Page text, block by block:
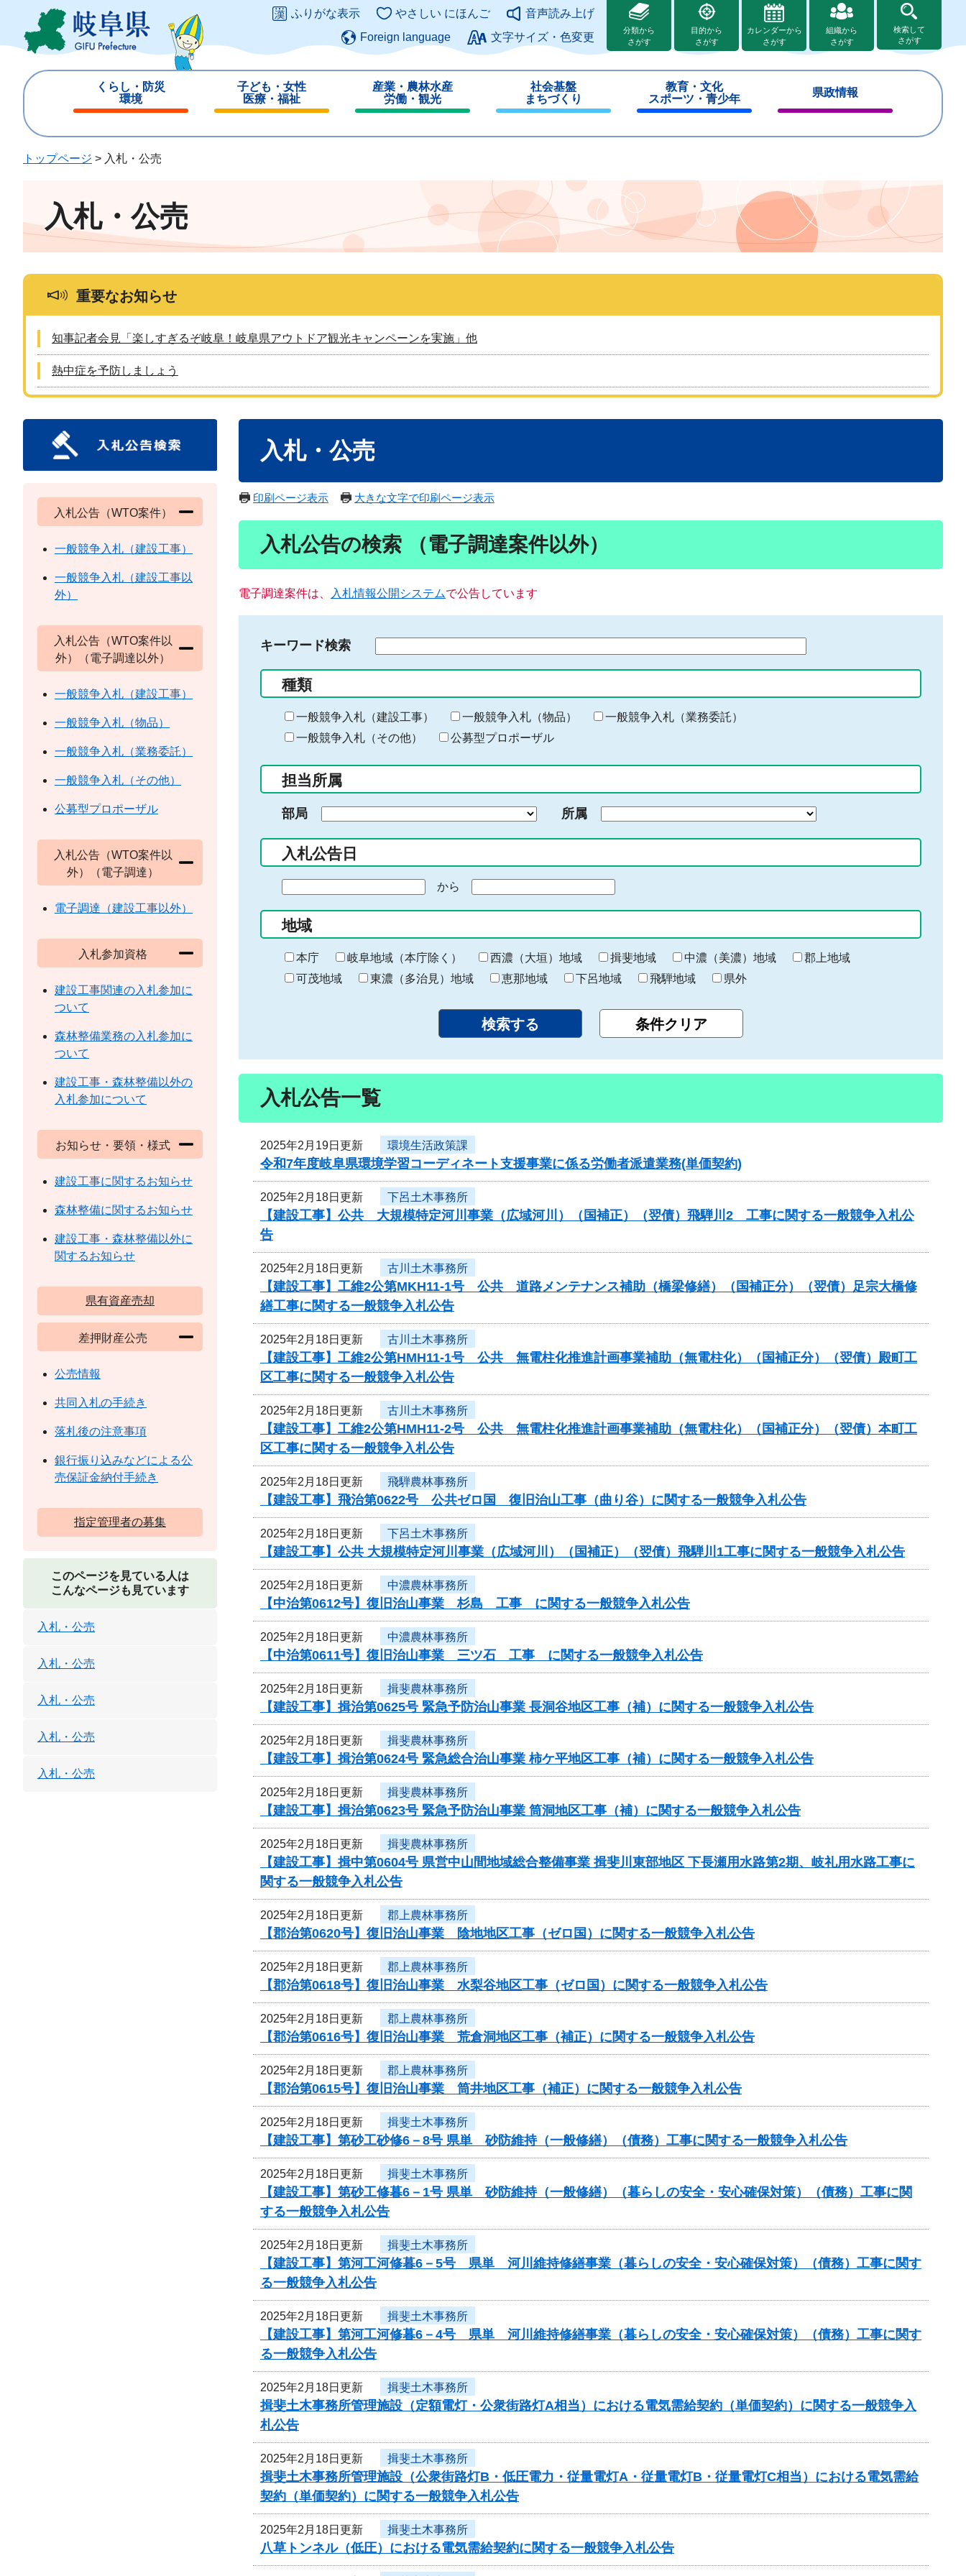
ジ
ュ
このページの本文へ
ふりがな表示 やさしい にほんご
音声読み上げ
Foreign language
文字サイズ・色変更
分類から
さがす
目的から
さがす
カレンダーから
さがす
組織から
さがす
検索して
さがす
くらし・防災
環境
じ
子ども・女性
医療・福祉
じ
産業・農林水産
労働・観光
じ
社会基盤
まちづくり
じ
教育・文化
スポーツ・青少年
じ
県政情報
じ
トップページ > 入札・公売
入札・公売
重要なお知らせ
知事記者会見「楽しすぎるぞ岐阜！岐阜県アウトドア観光キャンペーンを実施」他
熱中症を予防しましょう
入札・公売
印刷ページ表示 大きな文字で印刷ページ表示
入札公告の検索 （電子調達案件以外）
電子調達案件は、 入札情報公開システムで公告しています
キーワード検索
る
キ
ー
ー
入
力
種類
一般競争入札（建設工事） 一般競争入札（物品）
一般競争入札（業務委託）
一般競争入札（その他）
公募型プロポーザル
担当所属
部局 所属
入札公告日
の
始
ま
り
から
終
わ
り
地域
本庁 岐阜地域（本庁除く） 西濃（大垣）地域 揖斐地域 中濃（美濃）地域
郡上地域
可茂地域
東濃（多治見）地域 恵那地域 下呂地域 飛騨地域 県外
入札公告一覧
2025年2月19日更新 環境生活政策課
令和7年度岐阜県環境学習コーディネート支援事業に係る労働者派遣業務(単価契約)
2025年2月18日更新 下呂土木事務所
【建設工事】公共 大規模特定河川事業（広域河川）（国補正）（翌債）飛騨川2 工事に関する一般競争入札公
告
2025年2月18日更新 古川土木事務所
【建設工事】工維2公第MKH11-1号 公共 道路メンテナンス補助（橋梁修繕）（国補正分）（翌債）足宗大橋修
繕工事に関する一般競争入札公告
2025年2月18日更新 古川土木事務所
【建設工事】工維2公第HMH11-1号 公共 無電柱化推進計画事業補助（無電柱化）（国補正分）（翌債）殿町工
区工事に関する一般競争入札公告
2025年2月18日更新 古川土木事務所
【建設工事】工維2公第HMH11-2号 公共 無電柱化推進計画事業補助（無電柱化）（国補正分）（翌債）本町工
区工事に関する一般競争入札公告
2025年2月18日更新 飛騨農林事務所
【建設工事】飛治第0622号 公共ゼロ国 復旧治山工事（曲り谷）に関する一般競争入札公告
2025年2月18日更新 下呂土木事務所
【建設工事】公共 大規模特定河川事業（広域河川）（国補正）（翌債）飛騨川1工事に関する一般競争入札公告
2025年2月18日更新 中濃農林事務所
【中治第0612号】復旧治山事業 杉島 工事 に関する一般競争入札公告
2025年2月18日更新 中濃農林事務所
【中治第0611号】復旧治山事業 三ツ石 工事 に関する一般競争入札公告
2025年2月18日更新 揖斐農林事務所
【建設工事】揖治第0625号 緊急予防治山事業 長洞谷地区工事（補）に関する一般競争入札公告
2025年2月18日更新 揖斐農林事務所
【建設工事】揖治第0624号 緊急総合治山事業 柿ケ平地区工事（補）に関する一般競争入札公告
2025年2月18日更新 揖斐農林事務所
【建設工事】揖治第0623号 緊急予防治山事業 筒洞地区工事（補）に関する一般競争入札公告
2025年2月18日更新 揖斐農林事務所
【建設工事】揖中第0604号 県営中山間地域総合整備事業 揖斐川東部地区 下長瀬用水路第2期、岐礼用水路工事に
関する一般競争入札公告
2025年2月18日更新 郡上農林事務所
【郡治第0620号】復旧治山事業 陰地地区工事（ゼロ国）に関する一般競争入札公告
2025年2月18日更新 郡上農林事務所
【郡治第0618号】復旧治山事業 水梨谷地区工事（ゼロ国）に関する一般競争入札公告
2025年2月18日更新 郡上農林事務所
【郡治第0616号】復旧治山事業 荒倉洞地区工事（補正）に関する一般競争入札公告
2025年2月18日更新 郡上農林事務所
【郡治第0615号】復旧治山事業 筒井地区工事（補正）に関する一般競争入札公告
2025年2月18日更新 揖斐土木事務所
【建設工事】第砂工砂修6－8号 県単 砂防維持（一般修繕）（債務）工事に関する一般競争入札公告
2025年2月18日更新 揖斐土木事務所
【建設工事】第砂工修暮6－1号 県単 砂防維持（一般修繕）（暮らしの安全・安心確保対策）（債務）工事に関
する一般競争入札公告
2025年2月18日更新 揖斐土木事務所
【建設工事】第河工河修暮6－5号 県単 河川維持修繕事業（暮らしの安全・安心確保対策）（債務）工事に関す
る一般競争入札公告
2025年2月18日更新 揖斐土木事務所
【建設工事】第河工河修暮6－4号 県単 河川維持修繕事業（暮らしの安全・安心確保対策）（債務）工事に関す
る一般競争入札公告
2025年2月18日更新 揖斐土木事務所
揖斐土木事務所管理施設（定額電灯・公衆街路灯A相当）における電気需給契約（単価契約）に関する一般競争入
札公告
2025年2月18日更新 揖斐土木事務所
揖斐土木事務所管理施設（公衆街路灯B・低圧電力・従量電灯A・従量電灯B・従量電灯C相当）における電気需給
契約（単価契約）に関する一般競争入札公告
2025年2月18日更新 揖斐土木事務所
八草トンネル（低圧）における電気需給契約に関する一般競争入札公告
入札公告（WTO案件）
一般競争入札（建設工事）
一般競争入札（建設工事以
外）
入札公告（WTO案件以
外）（電子調達以外）
一般競争入札（建設工事）
一般競争入札（物品）
一般競争入札（業務委託）
一般競争入札（その他）
公募型プロポーザル
入札公告（WTO案件以
外）（電子調達）
電子調達（建設工事以外）
入札参加資格
建設工事関連の入札参加に
ついて
森林整備業務の入札参加に
ついて
建設工事・森林整備以外の
入札参加について
お知らせ・要領・様式
建設工事に関するお知らせ
森林整備に関するお知らせ
建設工事・森林整備以外に
関するお知らせ
県有資産売却
差押財産公売
公売情報
共同入札の手続き
落札後の注意事項
銀行振り込みなどによる公
売保証金納付手続き
指定管理者の募集
このページを見ている人は
こんなページも見ています
入札・公売
入札・公売
入札・公売
入札・公売
入札・公売